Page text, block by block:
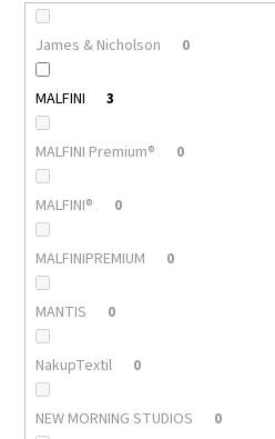
James & Nicholson 0
MALFINI 3
MALFINI Premium® 0
MALFINI® 0
MALFINIPREMIUM 0
MANTIS 0
NakupTextil 0
NEW MORNING STUDIOS 0